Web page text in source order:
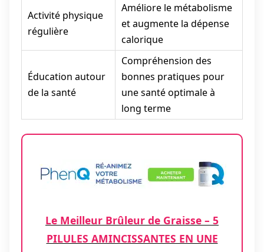
Activité physique
régulière
Améliore le métabolisme
et augmente la dépense
calorique
Éducation autour
de la santé
Compréhension des
bonnes pratiques pour
une santé optimale à
long terme
Le Meilleur Brûleur de Graisse – 5
PILULES AMINCISSANTES EN UNE